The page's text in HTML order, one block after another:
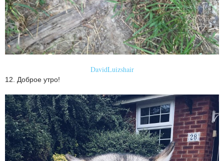
DavidLuizshair
12. Доброе утро!